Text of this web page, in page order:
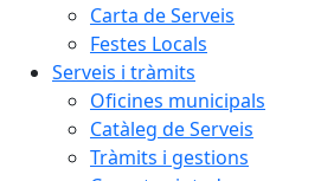
Carta de Serveis
Festes Locals
Serveis i tràmits
Oficines municipals
Catàleg de Serveis
Tràmits i gestions